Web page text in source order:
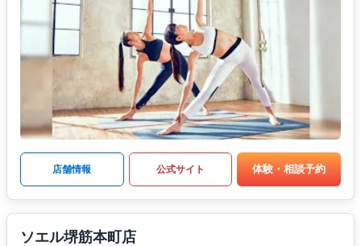
店舗情報 公式サイト 体験・相談予約
ソエル堺筋本町店